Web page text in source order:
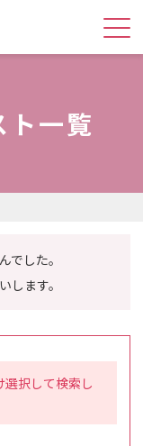
ト一覧
でした。
します。
択して検索し